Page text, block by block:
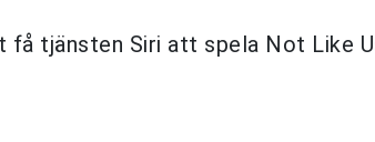
tjänsten Siri att spela Not Like